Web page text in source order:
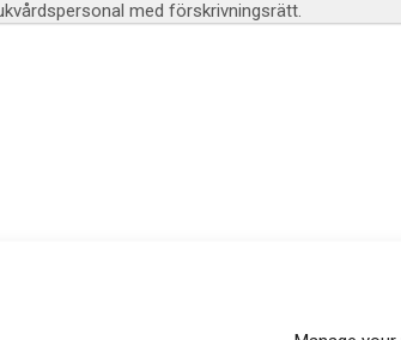
med förskrivningsrätt.